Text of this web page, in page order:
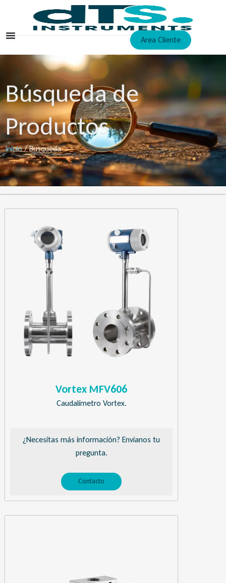
contenido
Area Cliente
Búsqueda de
Productos
Inicio/ Busqueda
Vortex MFV606
Caudalímetro Vortex.
¿Necesitas más información? Envíanos tu
pregunta.
Contacto